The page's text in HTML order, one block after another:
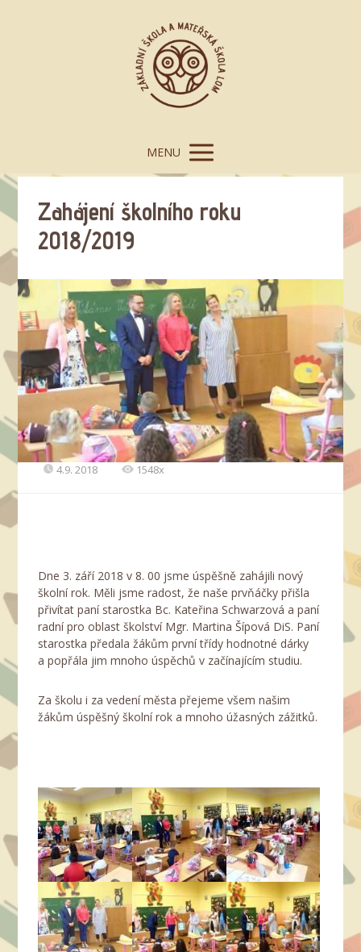
MENU
Zahájení školního roku
2018/2019
4.9. 2018 1548x
Dne 3. září 2018 v 8. 00 jsme úspěšně zahájili nový
školní rok. Měli jsme radost, že naše prvňáčky přišla
přivítat paní starostka Bc. Kateřina Schwarzová a paní
radní pro oblast školství Mgr. Martina Šípová DiS. Paní
starostka předala žákům první třídy hodnotné dárky
a popřála jim mnoho úspěchů v začínajícím studiu.
Za školu i za vedení města přejeme všem našim
žákům úspěšný školní rok a mnoho úžasných zážitků.